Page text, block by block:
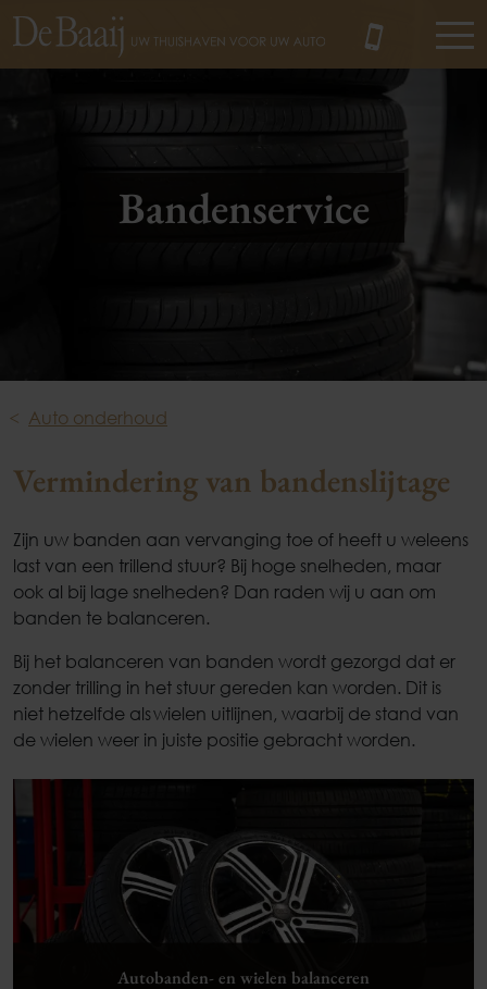
Bandenservice
Auto onderhoud
Vermindering van bandenslijtage
Zijn uw banden aan vervanging toe of heeft u weleens
last van een trillend stuur? Bij hoge snelheden, maar
ook al bij lage snelheden? Dan raden wij u aan om
banden te balanceren.
Bij het balanceren van banden wordt gezorgd dat er
zonder trilling in het stuur gereden kan worden. Dit is
niet hetzelfde als wielen uitlijnen, waarbij de stand van
de wielen weer in juiste positie gebracht worden.
Autobanden- en wielen balanceren